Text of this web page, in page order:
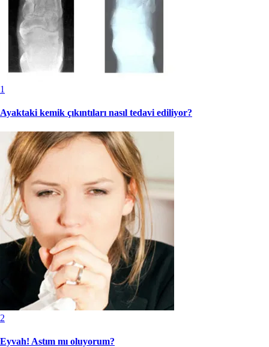
1
Ayaktaki kemik çıkıntıları nasıl tedavi ediliyor?
2
Eyvah! Astım mı oluyorum?